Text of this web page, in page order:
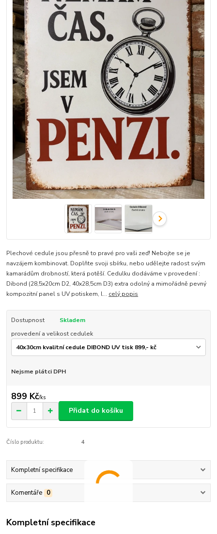
Plechové cedule jsou přesně to pravé pro vaši zeď! Nebojte se je
navzájem kombinovat. Doplňte svoji sbírku, nebo udělejte radost svým
kamarádům drobností, která potěší. Cedulku dodáváme v provedení :
Dibond (28,5x20cm D2, 40x28,5cm D3) extra odolný a mimořádně pevný
kompozitní panel s UV potiskem, l... celý popis
Dostupnost
Skladem
provedení a velikost cedulek
Nejsme plátci DPH
899 Kč/ks
Přidat do košíku
Číslo produktu: 4
Kompletní specifikace
Komentáře 0
Kompletní specifikace